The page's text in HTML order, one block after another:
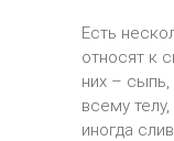
Есть
относят к
них –
всему
иногда